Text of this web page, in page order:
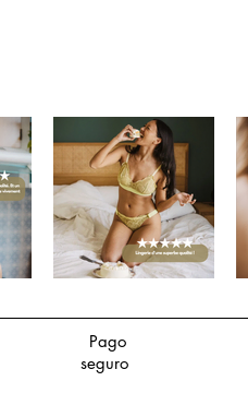
Pago
seguro